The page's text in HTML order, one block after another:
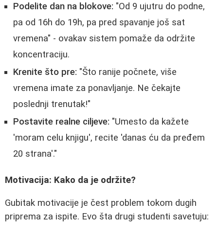
Podelite dan na blokove: "Od 9 ujutru do podne,
pa od 16h do 19h, pa pred spavanje još sat
vremena" - ovakav sistem pomaže da održite
koncentraciju.
Krenite što pre: "Što ranije počnete, više
vremena imate za ponavljanje. Ne čekajte
poslednji trenutak!"
Postavite realne ciljeve: "Umesto da kažete
'moram celu knjigu', recite 'danas ću da pređem
20 strana'."
Motivacija: Kako da je održite?
Gubitak motivacije je čest problem tokom dugih
priprema za ispite. Evo šta drugi studenti savetuju: